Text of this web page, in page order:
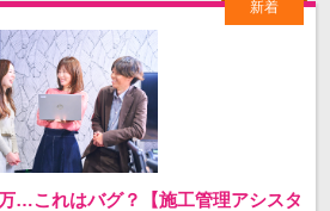
…これはバグ？【施工管理アシスタ